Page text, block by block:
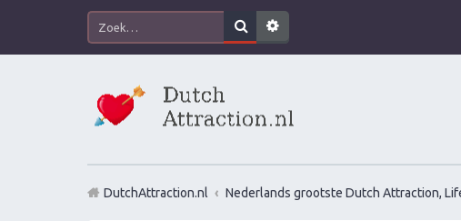
DutchAttraction.nl Nederlands grootste Dutch Attraction,